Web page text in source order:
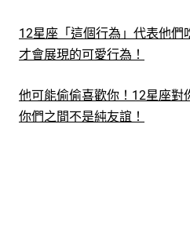
12星座「這個行為」代表他們
才會展現的可愛行為！
他可能偷偷喜歡你！12星座對
你們之間不是純友誼！